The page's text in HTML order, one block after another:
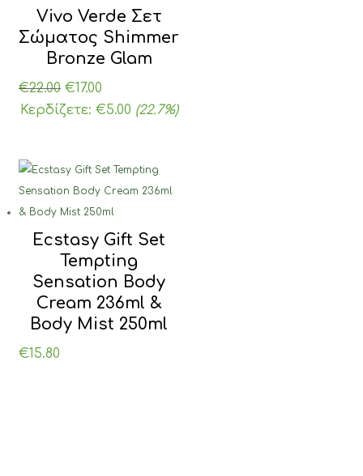
Vivo Verde Σετ
Σώματος Shimmer
Bronze Glam
€22.00 Original
price
€17.00
τρέχουσα
€17.00.
Κερδίζετε: €5.00 (22.7%)
Ecstasy Gift Set
Tempting
Sensation Body
Cream 236ml &
Body Mist 250ml
€15.80